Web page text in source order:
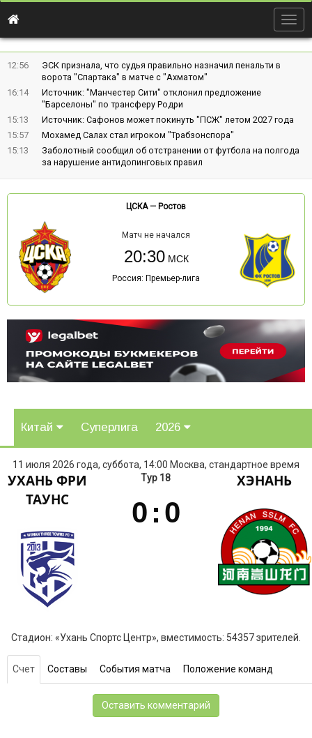
12:56
ЭСК признала, что судья правильно назначил пенальти в
ворота "Спартака" в матче с "Ахматом"
16:14
Источник: "Манчестер Сити" отклонил предложение
"Барселоны" по трансферу Родри
15:13
Источник: Сафонов может покинуть "ПСЖ" летом 2027 года
15:57
Мохамед Салах стал игроком "Трабзонспора"
15:13
Заболотный сообщил об отстранении от футбола на полгода
за нарушение антидопинговых правил
ЦСКА— Ростов
Матч не начался
20:30
Россия: Премьер-лига
Китай Суперлига 2026
11 июля 2026 года, суббота, 14:00 Москва, стандартное время
УХАНЬ ФРИ
ТАУНС
Тур 18
0 : 0
ХЭНАНЬ
Стадион: «Ухань Спортс Центр», вместимость: 54357 зрителей.
Счет Составы События матча Положение команд
Оставить комментарий